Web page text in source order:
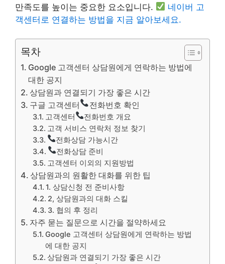
만족도를 높이는 중요한 요소입니다.
네이버 고
객센터로 연결하는 방법을 지금 알아보세요.
목차
Google 고객센터 상담원에게 연락하는 방법에
대한 공지
상담원과 연결되기 가장 좋은 시간
구글 고객센터
전화번호 확인
고객센터
전화번호 개요
고객 서비스 연락처 정보 찾기
전화상담 가능시간
전화상담 준비
고객센터 이외의 지원방법
상담원과의 원활한 대화를 위한 팁
1. 상담신청 전 준비사항
2, 상담원과의 대화 스킬
3. 협의 후 정리
자주 묻는 질문으로 시간을 절약하세요
Google 고객센터 상담원에게 연락하는 방법
에 대한 공지
상담원과 연결되기 가장 좋은 시간